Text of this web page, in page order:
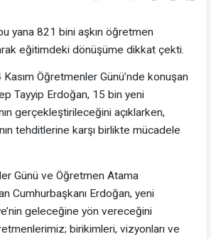
yana 821 bini aşkın öğretmen
eğitimdeki dönüşüme dikkat çekti.
Öğretmenler Günü’nde konuşan
Tayyip Erdoğan, 15 bin yeni
gerçekleştirileceğini açıklarken,
tehditlerine karşı birlikte mücadele
Günü ve Öğretmen Atama
Cumhurbaşkanı Erdoğan, yeni
geleceğine yön vereceğini
birikimleri, vizyonları ve